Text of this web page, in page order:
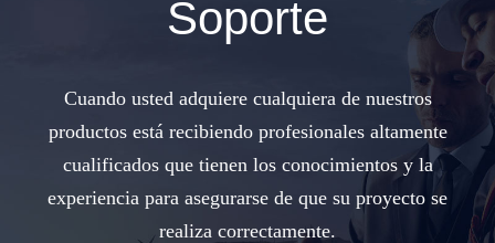
Soporte
Cuando usted adquiere cualquiera de nuestros
productos está recibiendo profesionales altamente
cualificados que tienen los conocimientos y la
experiencia para asegurarse de que su proyecto se
realiza correctamente.